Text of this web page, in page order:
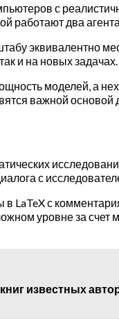
с
два
эквивалентно
и на новых задачах.
моделей, а
важной основой
с
LaTeX с
уровне за счет
известных